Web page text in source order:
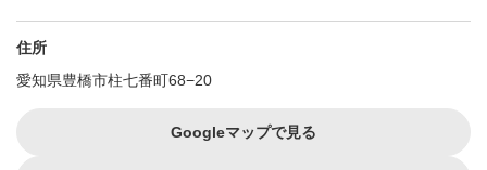
住所
愛知県豊橋市柱七番町68−20
Googleマップで見る